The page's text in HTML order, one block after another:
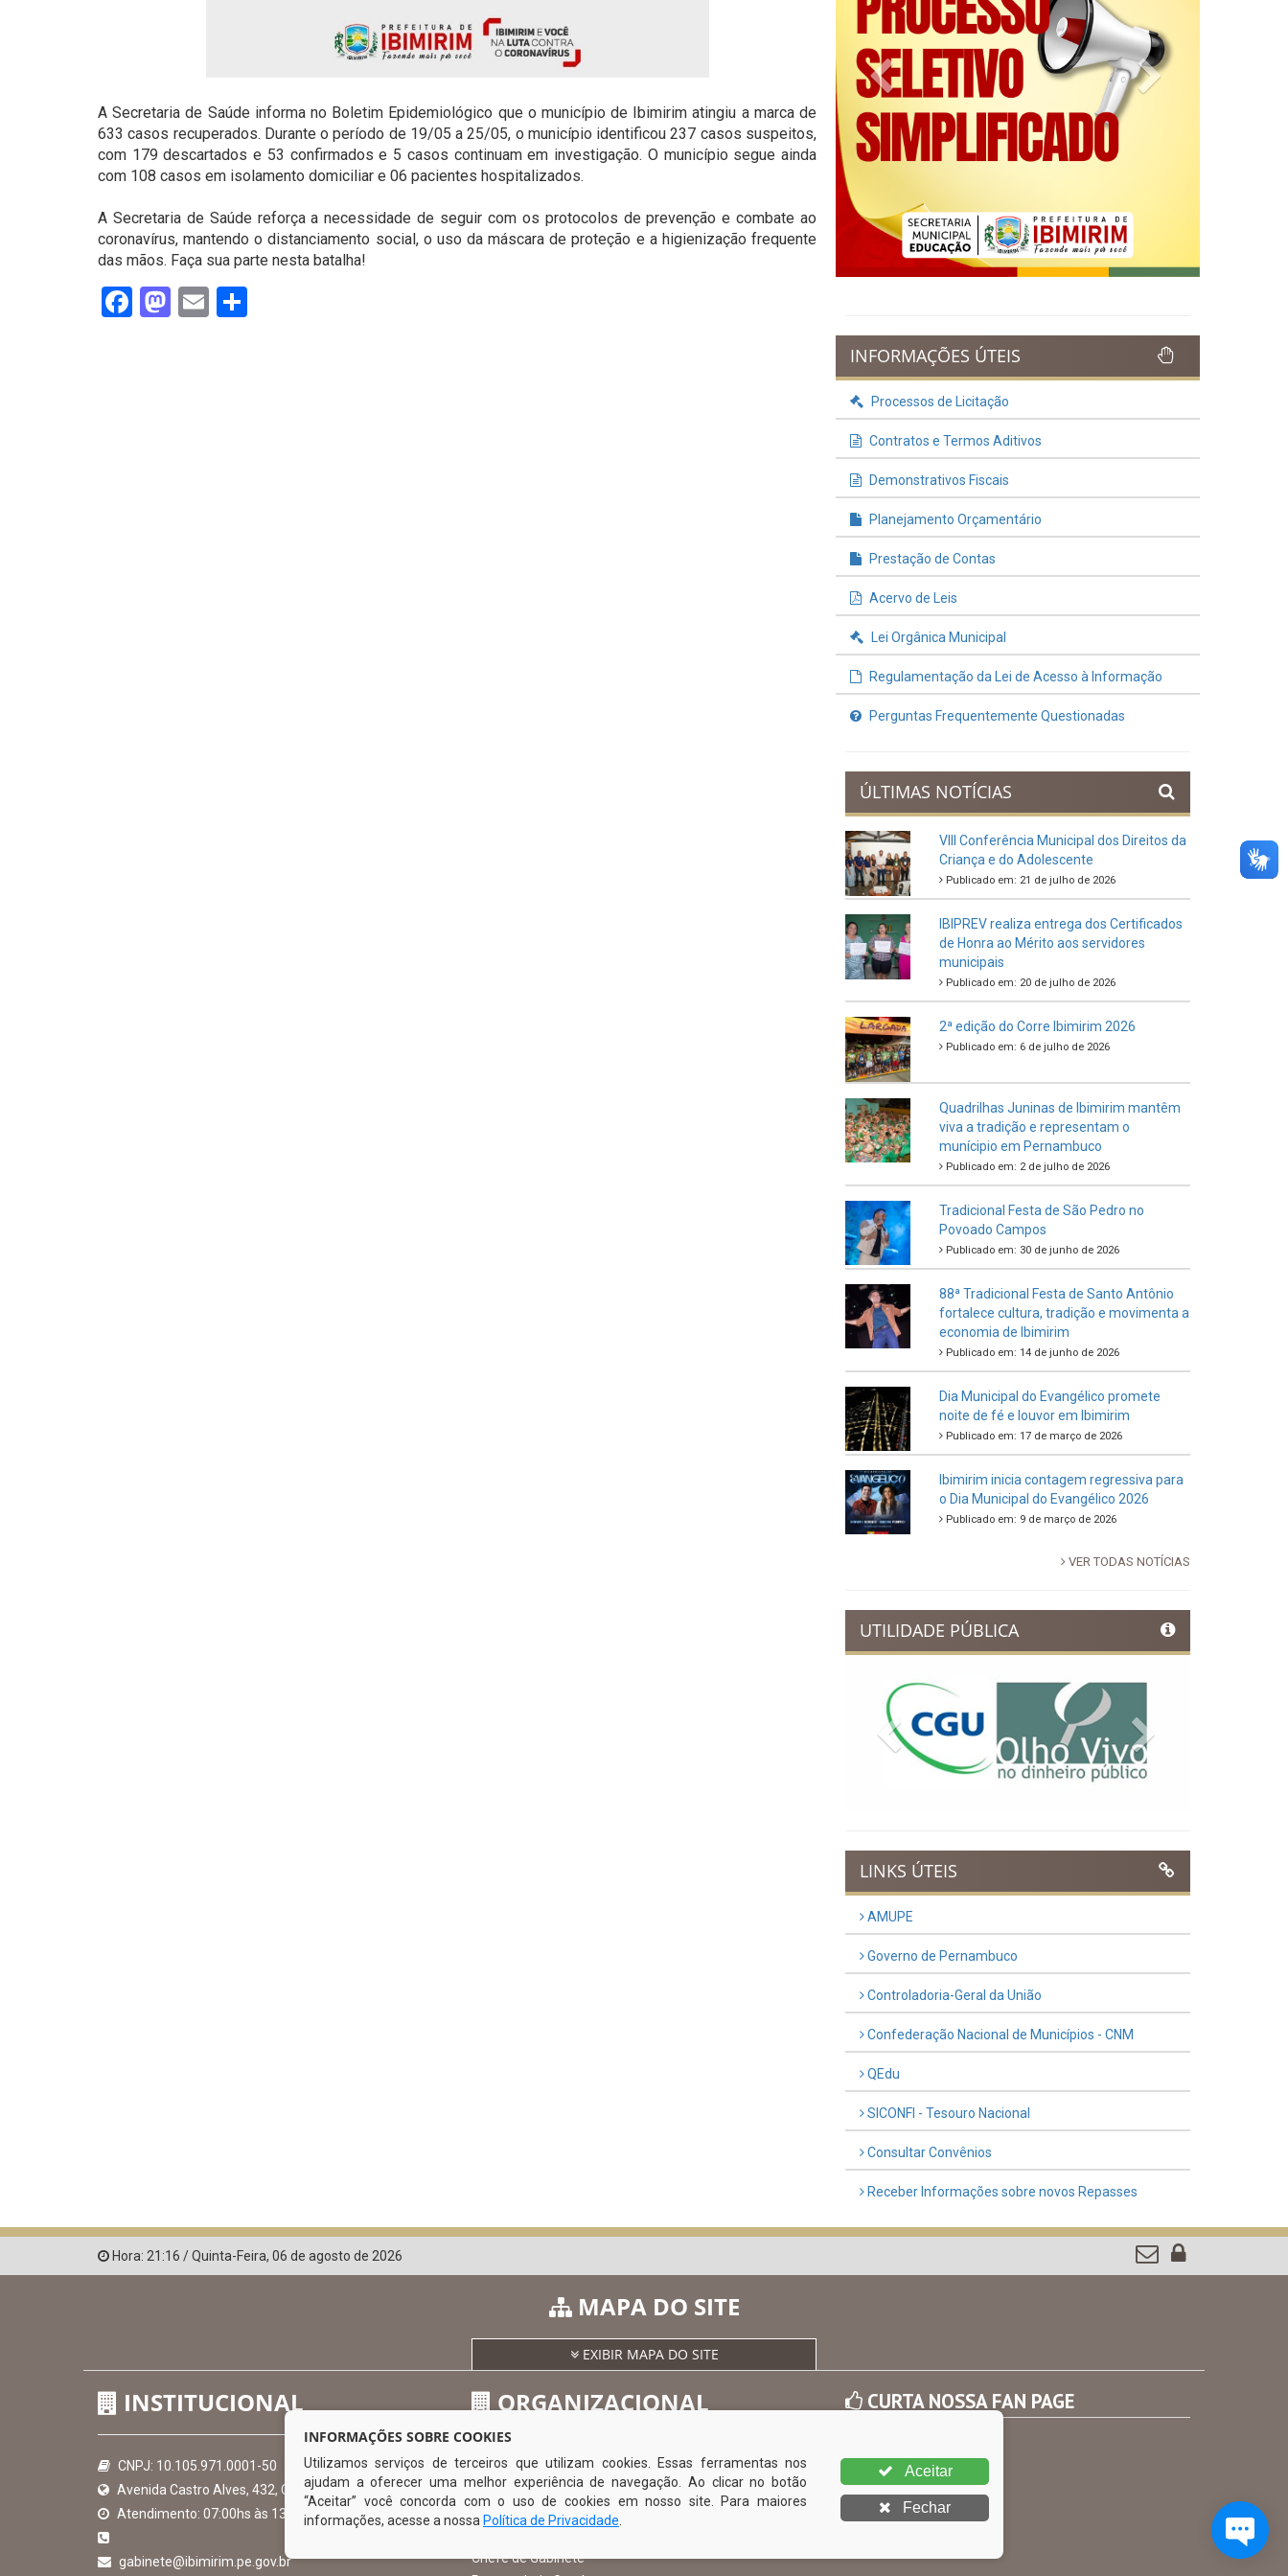
A Secretaria de Saúde informa no Boletim Epidemiológico que o município de Ibimirim atingiu a marca de
633 casos recuperados. Durante o período de 19/05 a 25/05, o município identificou 237 casos suspeitos,
com 179 descartados e 53 confirmados e 5 casos continuam em investigação. O município segue ainda
com 108 casos em isolamento domiciliar e 06 pacientes hospitalizados.
A Secretaria de Saúde reforça a necessidade de seguir com os protocolos de prevenção e combate ao
coronavírus, mantendo o distanciamento social, o uso da máscara de proteção e a higienização frequente
das mãos. Faça sua parte nesta batalha!
Facebook
Mastodon
Email
Previous Next
INFORMAÇÕES ÚTEIS
Processos de Licitação
Contratos e Termos Aditivos
Demonstrativos Fiscais
Planejamento Orçamentário
Prestação de Contas
Acervo de Leis
Lei Orgânica Municipal
Regulamentação da Lei de Acesso à Informação
Perguntas Frequentemente Questionadas
ÚLTIMAS NOTÍCIAS
VIII Conferência Municipal dos Direitos da
Criança e do Adolescente
Publicado em: 21 de julho de 2026
IBIPREV realiza entrega dos Certificados
de Honra ao Mérito aos servidores
municipais
Publicado em: 20 de julho de 2026
2ª edição do Corre Ibimirim 2026
Publicado em: 6 de julho de 2026
Quadrilhas Juninas de Ibimirim mantêm
viva a tradição e representam o
munícipio em Pernambuco
Publicado em: 2 de julho de 2026
Tradicional Festa de São Pedro no
Povoado Campos
Publicado em: 30 de junho de 2026
88ª Tradicional Festa de Santo Antônio
fortalece cultura, tradição e movimenta a
economia de Ibimirim
Publicado em: 14 de junho de 2026
Dia Municipal do Evangélico promete
noite de fé e louvor em Ibimirim
Publicado em: 17 de março de 2026
Ibimirim inicia contagem regressiva para
o Dia Municipal do Evangélico 2026
Publicado em: 9 de março de 2026
VER TODAS NOTÍCIAS
UTILIDADE PÚBLICA
Previous
LINKS ÚTEIS
AMUPE
Governo de Pernambuco
Controladoria-Geral da União
Confederação Nacional de Municípios - CNM
QEdu
SICONFI - Tesouro Nacional
Consultar Convênios
Receber Informações sobre novos Repasses
Hora: 21:16 /Quinta-Feira, 06 de agosto de 2026
MAPA DO SITE
EXIBIR MAPA DO SITE
INSTITUCIONAL
CNPJ: 10.105.971.0001-50
Avenida Castro Alves, 432, Centro - CEP: 56-580-000
Atendimento: 07:00hs às 13:00hs
gabinete@ibimirim.pe.gov.br
ORGANIZACIONAL
O Prefeito
Vice Prefeito
Ouvidoria Municipal
Chefe de Gabinete
CURTA NOSSA FAN PAGE
INFORMAÇÕES SOBRE COOKIES
Utilizamos serviços de terceiros que utilizam cookies. Essas ferramentas nos
ajudam a oferecer uma melhor experiência de navegação. Ao clicar no botão
“Aceitar” você concorda com o uso de cookies em nosso site. Para maiores
informações, acesse a nossa Política de Privacidade
Aceitar
Fechar